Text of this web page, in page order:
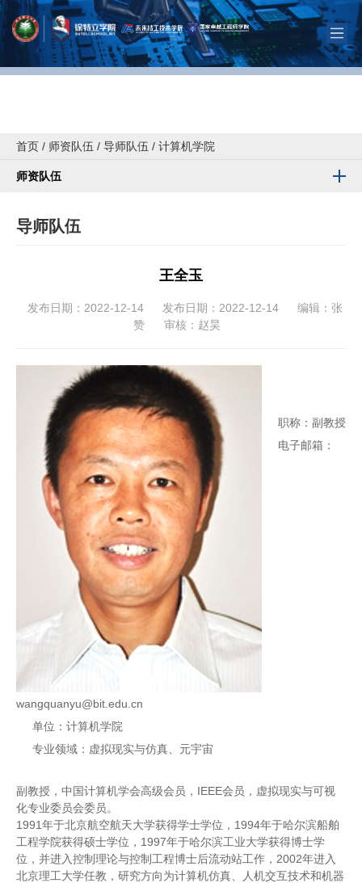
首页 / 师资队伍 / 导师队伍 / 计算机学院
师资队伍
导师队伍
王全玉
发布日期：2022-12-14 发布日期：2022-12-14
编辑：张
赞
审核：赵昊
职称：副教授
电子邮箱：
wangquanyu@bit.edu.cn
单位：计算机学院
专业领域：虚拟现实与仿真、元宇宙
副教授，中国计算机学会高级会员，IEEE会员，虚拟现实与可视
化专业委员会委员。
1991年于北京航空航天大学获得学士学位，1994年于哈尔滨船舶
工程学院获得硕士学位，1997年于哈尔滨工业大学获得博士学
位，并进入控制理论与控制工程博士后流动站工作，2002年进入
北京理工大学任教，研究方向为计算机仿真、人机交互技术和机器